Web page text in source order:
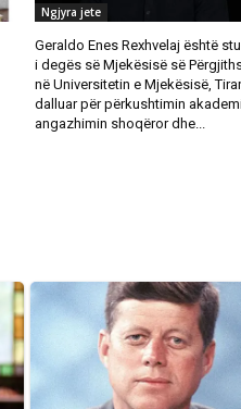
Ngjyra jete
Geraldo Enes Rexhvelaj është
i degës së Mjekësisë së
në Universitetin e Mjekësisë,
dalluar për përkushtimin
angazhimin shoqëror dhe...